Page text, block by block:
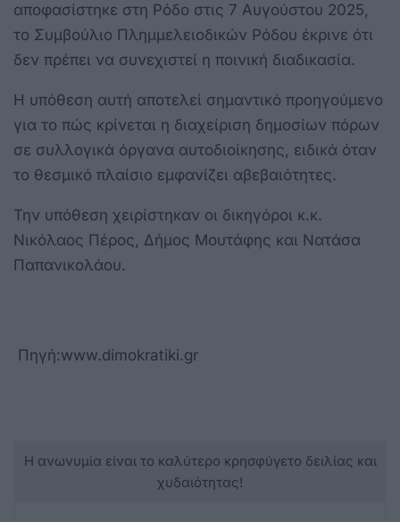
αποφασίστηκε στη Ρόδο στις 7 Αυγούστου 2025,
το Συμβούλιο Πλημμελειοδικών Ρόδου έκρινε ότι
δεν πρέπει να συνεχιστεί η ποινική διαδικασία.
Η υπόθεση αυτή αποτελεί σημαντικό προηγούμενο
για το πώς κρίνεται η διαχείριση δημοσίων πόρων
σε συλλογικά όργανα αυτοδιοίκησης, ειδικά όταν
το θεσμικό πλαίσιο εμφανίζει αβεβαιότητες.
Την υπόθεση χειρίστηκαν οι δικηγόροι κ.κ.
Νικόλαος Πέρος, Δήμος Μουτάφης και Νατάσα
Παπανικολάου.
Πηγή:www.dimokratiki.gr
Η ανωνυμία είναι το καλύτερο κρησφύγετο δειλίας και
χυδαιότητας!